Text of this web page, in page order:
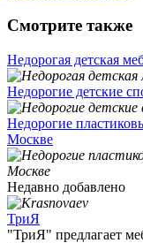
Смотрите также
Недорогая детская
Недорогие детские
Недорогие
Москве
Недавно добавлено
ТриЯ
"ТриЯ" предлагает